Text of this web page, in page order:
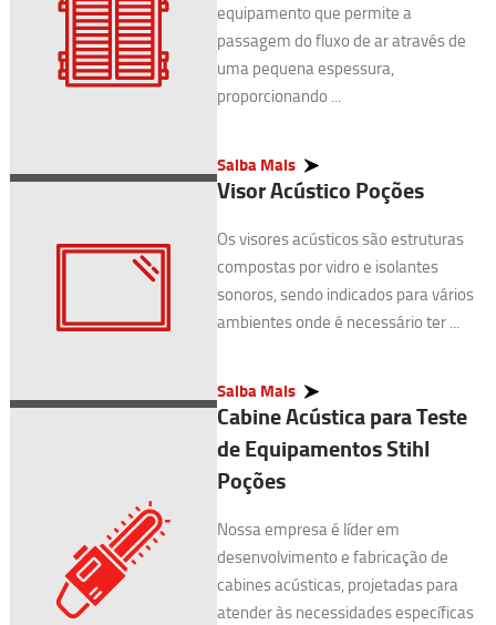
equipamento que permite a
passagem do fluxo de ar através de
uma pequena espessura,
proporcionando ...
Saiba Mais
Visor Acústico Poções
Os visores acústicos são estruturas
compostas por vidro e isolantes
sonoros, sendo indicados para vários
ambientes onde é necessário ter ...
Saiba Mais
Cabine Acústica para Teste
de Equipamentos Stihl
Poções
Nossa empresa é líder em
desenvolvimento e fabricação de
cabines acústicas, projetadas para
atender às necessidades específicas